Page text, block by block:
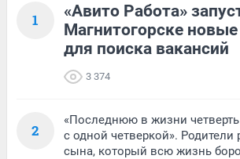
1
«Авито Работа»
Магнитогорске
для поиска вакансий
3 374
2
«Последнюю в жизни
с одной четверкой». Родители
сына, который всю жизнь